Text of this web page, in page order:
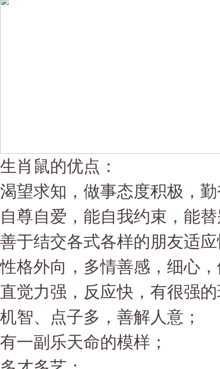
生肖鼠的优点：
渴望求知，做事态度积极，
自尊自爱，能自我约束，能
善于结交各式各样的朋友适
性格外向，多情善感，细心
直觉力强，反应快，有很强
机智、点子多，善解人意；
有一副乐天命的模样；